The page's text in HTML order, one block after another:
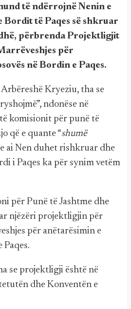
të ndërrojnë Nenin e
të Paqes së shkruar
përbrenda Projektligjit
për
në Bordin e Paqes.
Kryeziu, tha se
ndonëse në
komisionit për punë të
që e quante “shumë
ai Nen duhet rishkruar dhe
i Paqes ka për synim vetëm
për Punë të Jashtme dhe
njëzëri projektligjin për
për anëtarësimin e
Paqes.
se projektligji është në
dhe Konventën e